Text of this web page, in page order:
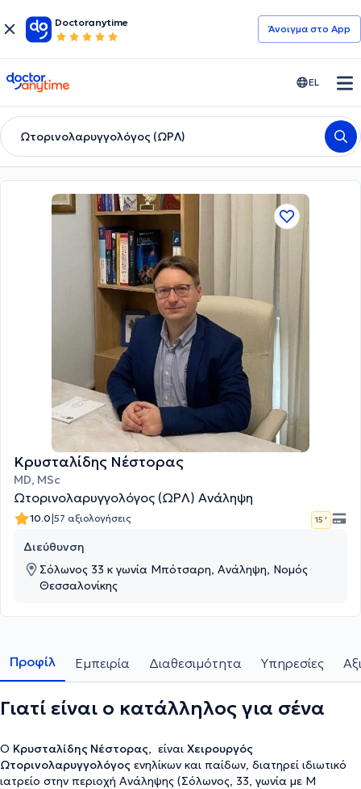
Doctoranytime
Άνοιγμα στο App
doctoranytime EL
Ωτορινολαρυγγολόγος (ΩΡΛ)
Κρυσταλίδης Νέστορας
MD, MSc
Ωτορινολαρυγγολόγος (ΩΡΛ) Ανάληψη
10.0|57 αξιολογήσεις 15 '
Διεύθυνση
Σόλωνος 33 κ γωνία Μπότσαρη, Ανάληψη, Νομός
Θεσσαλονίκης
Προφίλ Εμπειρία Διαθεσιμότητα Υπηρεσίες
Γιατί είναι ο κατάλληλος για σένα
Ο Κρυσταλίδης Νέστορας, είναι Χειρουργός
Ωτορινολαρυγγολόγος ενηλίκων και παίδων, διατηρεί ιδιωτικό
ιατρείο στην περιοχή Ανάληψης (Σόλωνος, 33, γωνία με Μ